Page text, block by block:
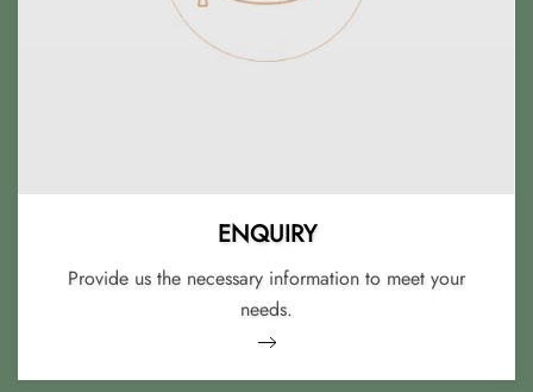
ENQUIRY
Provide us the necessary information to meet your
needs.